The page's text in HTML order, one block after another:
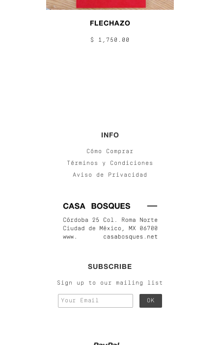
FLECHAZO
$ 1,750.00
INFO
Cómo Comprar
Términos y Condiciones
Aviso de Privacidad
SUBSCRIBE
Sign up to our mailing list